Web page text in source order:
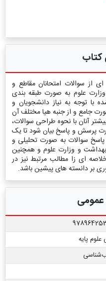
کتاب
از سوالات امتحانان مقاطع و
علوم به صورت طبقه بندی
توجه به نیاز دانشجویان و
جامع و از جنبه هیا مختلف آن
آنان با نحوه طراحی سوالات،
پرسش و پاسخ بیان شود تا یک
سوالات به صورت تحلیلی و
بهداشت و وزارت علوم و همچنین
ای زا مطالب مرتبط نیز در
بر دانسته های پیشین باشد.
پایه